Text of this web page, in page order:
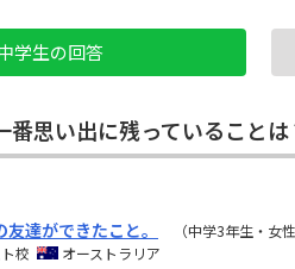
学生の回答
番思い出に残っていることは
達ができたこと。
（中学3年生・女
校
オーストラリア